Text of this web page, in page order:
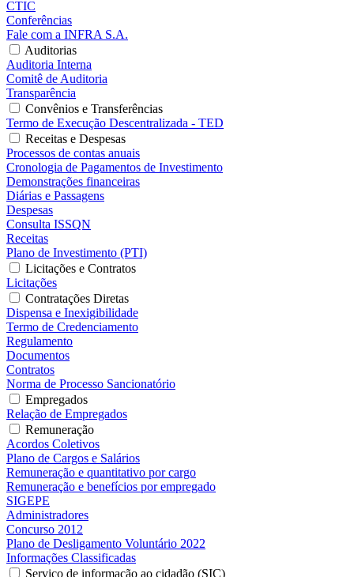
CTIC
Conferências
Fale com a INFRA S.A.
Auditorias
Auditoria Interna
Comitê de Auditoria
Transparência
Convênios e Transferências
Termo de Execução Descentralizada - TED
Receitas e Despesas
Processos de contas anuais
Cronologia de Pagamentos de Investimento
Demonstrações financeiras
Diárias e Passagens
Despesas
Consulta ISSQN
Receitas
Plano de Investimento (PTI)
Licitações e Contratos
Licitações
Contratações Diretas
Dispensa e Inexigibilidade
Termo de Credenciamento
Regulamento
Documentos
Contratos
Norma de Processo Sancionatório
Empregados
Relação de Empregados
Remuneração
Acordos Coletivos
Plano de Cargos e Salários
Remuneração e quantitativo por cargo
Remuneração e benefícios por empregado
SIGEPE
Administradores
Concurso 2012
Plano de Desligamento Voluntário 2022
Informações Classificadas
Serviço de informação ao cidadão (SIC)